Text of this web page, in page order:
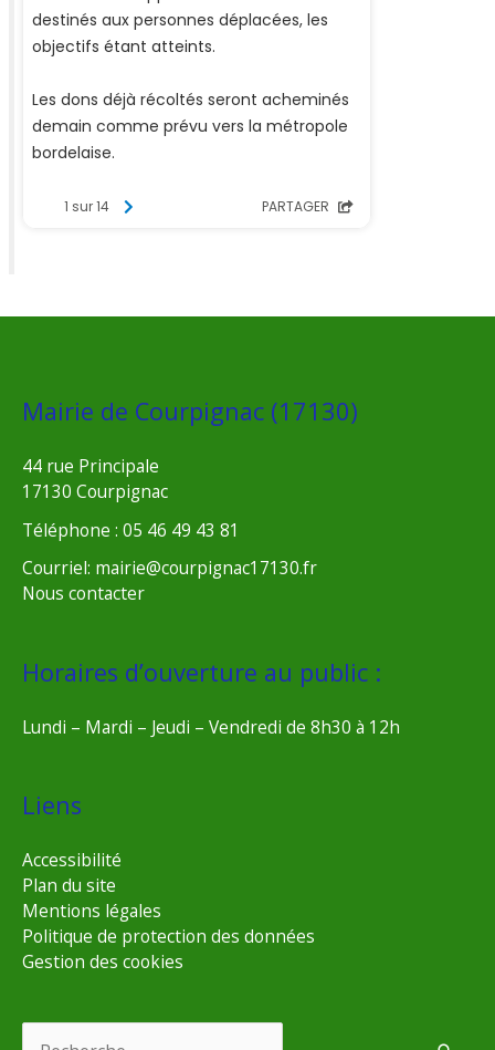
Mairie de Courpignac (17130)
44 rue Principale
17130 Courpignac
Téléphone : 05 46 49 43 81
Courriel: mairie@courpignac17130.fr
Nous contacter
Horaires d’ouverture au public :
Lundi – Mardi – Jeudi – Vendredi de 8h30 à 12h
Liens
Accessibilité
Plan du site
Mentions légales
Politique de protection des données
Gestion des cookies